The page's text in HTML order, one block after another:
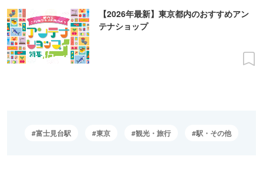
【2026年最新】東京都内のおすすめアン
テナショップ
富士見台駅 東京 観光・旅行 駅・その他